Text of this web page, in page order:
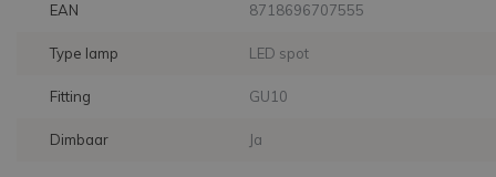
EAN 8718696707555
Type lamp LED spot
Fitting GU10
Dimbaar Ja